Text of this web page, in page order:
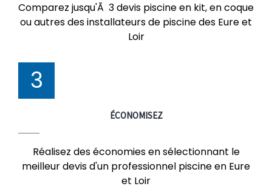
Comparez jusqu'Ã 3 devis piscine en kit, en coque
ou autres des installateurs de piscine des Eure et
Loir
3
ÉCONOMISEZ
Réalisez des économies en sélectionnant le
meilleur devis d'un professionnel piscine en Eure
et Loir